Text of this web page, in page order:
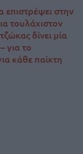
επιστρέψει στην
τουλάχιστον
δίνει μία
για το
κάθε παίκτη